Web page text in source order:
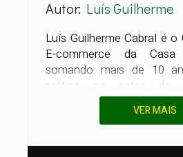
Autor: Luís Guilherme
Luís Guilherme Cabral é o
E-commerce da
somando mais de 10
prática no setor de
máquinas. Sua
"do chão à estratégia":
etapas vitais do negócio
VER MAIS